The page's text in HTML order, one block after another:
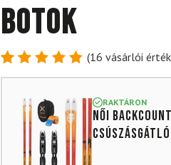
botok
Értékelés
5-ből,
16
értékelés
alapján
(16 vásárlói
RAKTÁRON
Női
csúszásgátló